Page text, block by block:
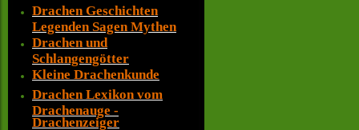
Drachen Geschichten
Legenden Sagen Mythen
Drachen und
Schlangengötter
Kleine Drachenkunde
Drachen Lexikon vom
Drachenauge -
Drachenzeiger